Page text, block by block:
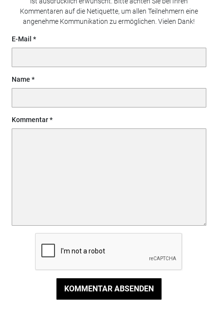
Kommentaren auf die Netiquette, um allen Teilnehmern eine
angenehme Kommunikation zu ermöglichen. Vielen Dank!
E-Mail
Name
Kommentar
KOMMENTAR ABSENDEN